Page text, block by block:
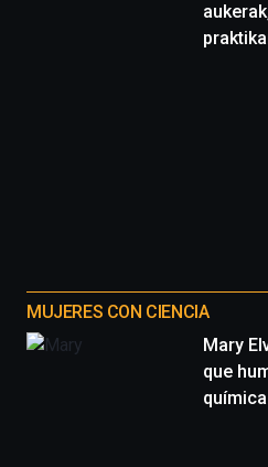
MUJERES CON CIENCIA
Mary
que
química